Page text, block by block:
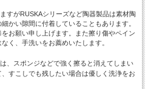
すがRUSKAシリーズなど陶器製品は素材陶
かい隙間に付着していることもあります。
お願い申し上げます。また擦り傷やペイン
く、手洗いをお薦めいたします。
、スポンジなどで強く擦ると消えてしまい
すこしでも残したい場合は優しく洗浄をお